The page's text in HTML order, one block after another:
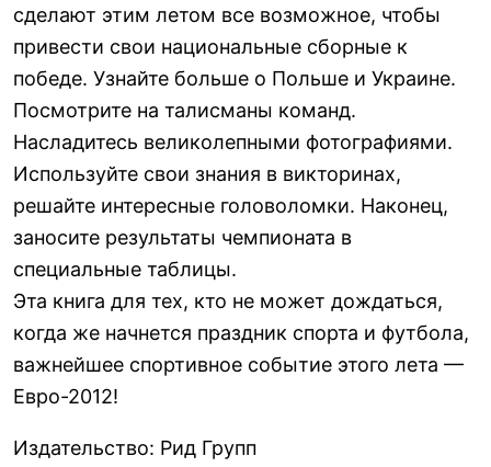
сделают этим летом все возможное, чтобы
привести свои национальные сборные к
победе. Узнайте больше о Польше и Украине.
Посмотрите на талисманы команд.
Насладитесь великолепными фотографиями.
Используйте свои знания в викторинах,
решайте интересные головоломки. Наконец,
заносите результаты чемпионата в
специальные таблицы.
Эта книга для тех, кто не может дождаться,
когда же начнется праздник спорта и футбола,
важнейшее спортивное событие этого лета —
Евро-2012!
Издательство: Рид Групп